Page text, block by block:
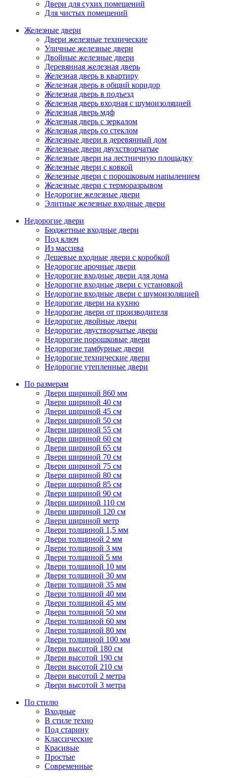
Двери для сухих помещений
Для чистых помещений
Железные двери
Двери железные технические
Уличные железные двери
Двойные железные двери
Деревянная железная дверь
Железная дверь в квартиру
Железная дверь в общий коридор
Железная дверь в подъезд
Железная дверь входная с шумоизоляцией
Железная дверь мдф
Железная дверь с зеркалом
Железная дверь со стеклом
Железные двери в деревянный дом
Железные двери двухстворчатые
Железные двери на лестничную площадку
Железные двери с ковкой
Железные двери с порошковым напылением
Железные двери с терморазрывом
Недорогие железные двери
Элитные железные входные двери
Недорогие двери
Бюджетные входные двери
Под ключ
Из массива
Дешевые входные двери с коробкой
Недорогие арочные двери
Недорогие входные двери для дома
Недорогие входные двери с установкой
Недорогие входные двери с шумоизоляцией
Недорогие двери на кухню
Недорогие двери от производителя
Недорогие двойные двери
Недорогие двустворчатые двери
Недорогие порошковые двери
Недорогие тамбурные двери
Недорогие технические двери
Недорогие утепленные двери
По размерам
Двери шириной 860 мм
Двери шириной 40 см
Двери шириной 45 см
Двери шириной 50 см
Двери шириной 55 см
Двери шириной 60 см
Двери шириной 65 см
Двери шириной 70 см
Двери шириной 75 см
Двери шириной 80 см
Двери шириной 85 см
Двери шириной 90 см
Двери шириной 110 см
Двери шириной 120 см
Двери шириной метр
Двери толщиной 1,5 мм
Двери толщиной 2 мм
Двери толщиной 3 мм
Двери толщиной 5 мм
Двери толщиной 10 мм
Двери толщиной 30 мм
Двери толщиной 35 мм
Двери толщиной 40 мм
Двери толщиной 45 мм
Двери толщиной 50 мм
Двери толщиной 60 мм
Двери толщиной 80 мм
Двери толщиной 100 мм
Двери высотой 180 см
Двери высотой 190 см
Двери высотой 210 см
Двери высотой 2 метра
Двери высотой 3 метра
По стилю
Входные
В стиле техно
Под старину
Классические
Красивые
Простые
Современные